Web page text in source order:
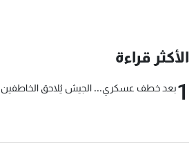
الأكثر قراءة
1بعد خطف عسكري... الجيش يُلاحق الخاطفين